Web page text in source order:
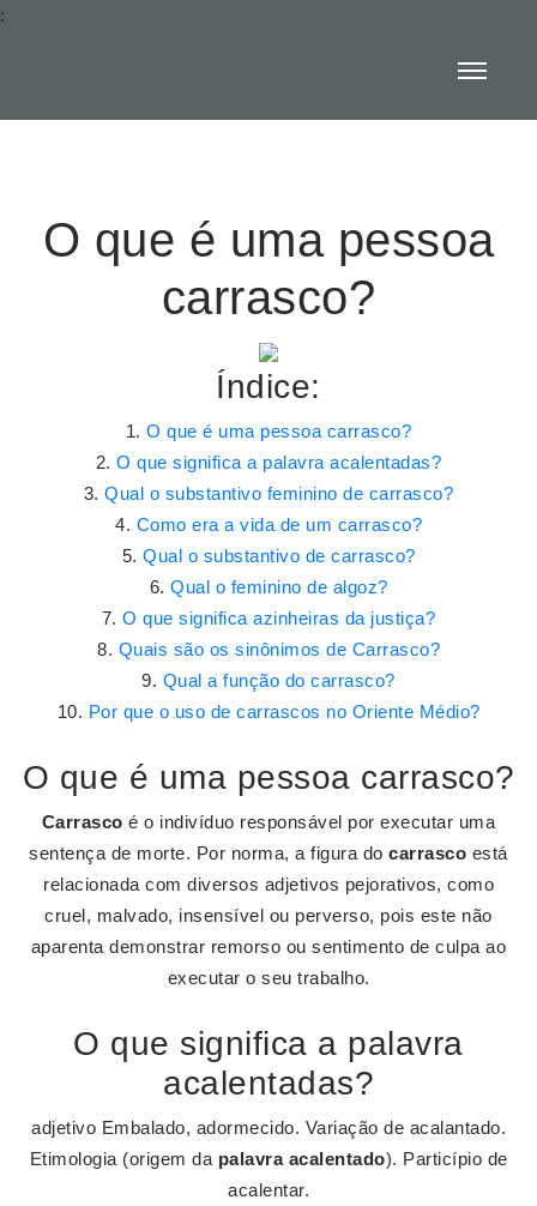
:
O que é uma pessoa
carrasco?
Índice:
O que é uma pessoa carrasco?
O que significa a palavra acalentadas?
Qual o substantivo feminino de carrasco?
Como era a vida de um carrasco?
Qual o substantivo de carrasco?
Qual o feminino de algoz?
O que significa azinheiras da justiça?
Quais são os sinônimos de Carrasco?
Qual a função do carrasco?
Por que o uso de carrascos no Oriente Médio?
O que é uma pessoa carrasco?
Carrasco é o indivíduo responsável por executar uma
sentença de morte. Por norma, a figura docarrasco está
relacionada com diversos adjetivos pejorativos, como
cruel, malvado, insensível ou perverso, pois este não
aparenta demonstrar remorso ou sentimento de culpa ao
executar o seu trabalho.
O que significa a palavra
acalentadas?
adjetivo Embalado, adormecido. Variação de acalantado.
Etimologia (origem da palavra acalentado). Particípio de
acalentar.